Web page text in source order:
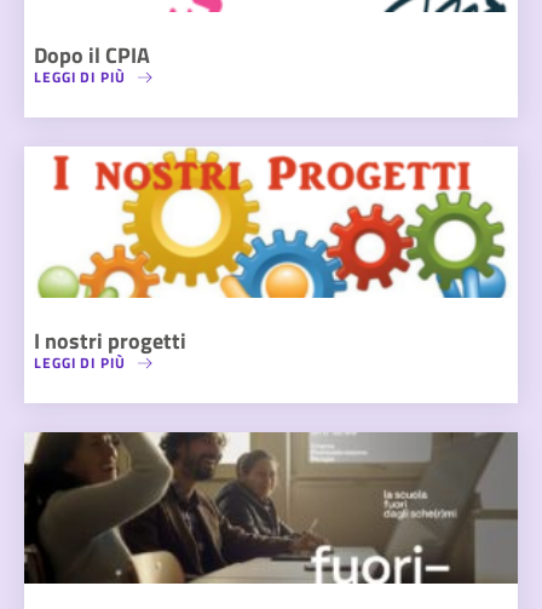
Dopo il CPIA
LEGGI DI PIÙ
I nostri progetti
LEGGI DI PIÙ